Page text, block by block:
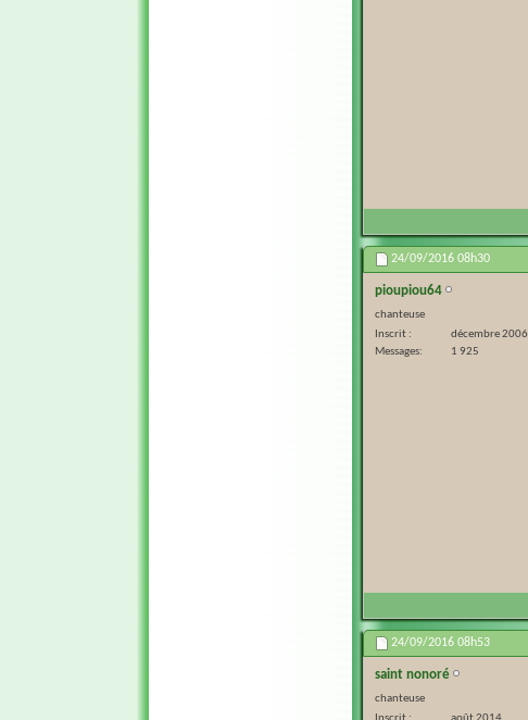
24/09/2016 08h30
pioupiou64
chanteuse
Inscrit
décembre 2006
Messages
1 925
24/09/2016 08h53
saint nonoré
chanteuse